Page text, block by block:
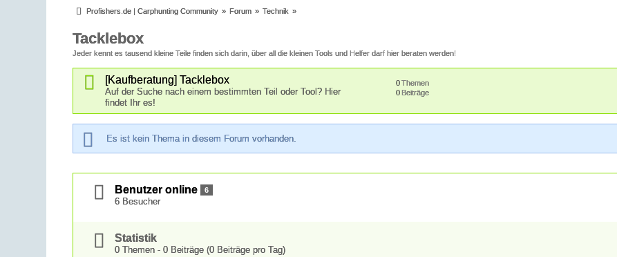
Profishers.de | Carphunting Community » Forum » Technik »
Tacklebox
Jeder kennt es tausend kleine Teile finden sich darin, über all die kleinen Tools und Helfer darf hier beraten werden!
[Kaufberatung] Tacklebox
Auf der Suche nach einem bestimmten Teil oder Tool? Hier
findet Ihr es!
Themen
0
Beiträge
0
Es ist kein Thema in diesem Forum vorhanden.
Benutzer online 6
6 Besucher
Statistik
0 Themen - 0 Beiträge (0 Beiträge pro Tag)